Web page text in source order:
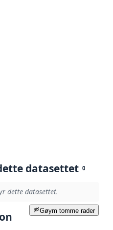
datasettet 0
dette datasettet.
Gøym tomme rader